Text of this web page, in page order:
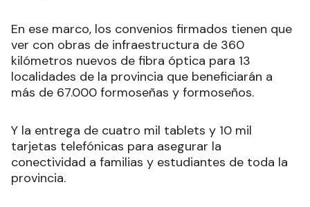
En ese marco, los convenios firmados tienen que
ver con obras de infraestructura de 360
kilómetros nuevos de fibra óptica para 13
localidades de la provincia que beneficiarán a
más de 67.000 formoseñas y formoseños.
Y la entrega de cuatro mil tablets y 10 mil
tarjetas telefónicas para asegurar la
conectividad a familias y estudiantes de toda la
provincia.